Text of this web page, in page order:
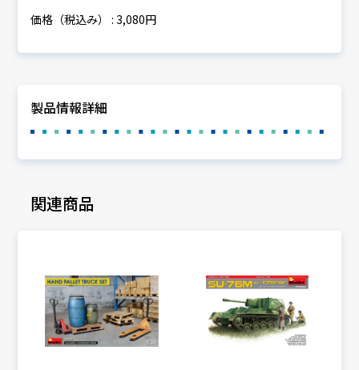
価格（税込み） : 3,080円
製品情報詳細
関連商品